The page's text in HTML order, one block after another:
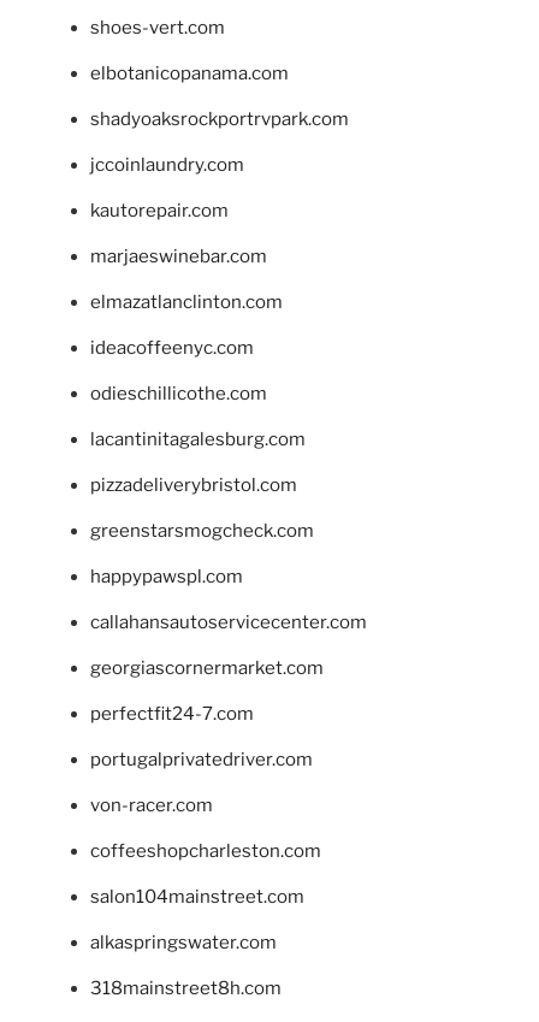
shoes-vert.com
elbotanicopanama.com
shadyoaksrockportrvpark.com
jccoinlaundry.com
kautorepair.com
marjaeswinebar.com
elmazatlanclinton.com
ideacoffeenyc.com
odieschillicothe.com
lacantinitagalesburg.com
pizzadeliverybristol.com
greenstarsmogcheck.com
happypawspl.com
callahansautoservicecenter.com
georgiascornermarket.com
perfectfit24-7.com
portugalprivatedriver.com
von-racer.com
coffeeshopcharleston.com
salon104mainstreet.com
alkaspringswater.com
318mainstreet8h.com